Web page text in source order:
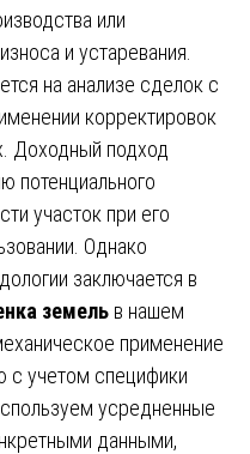
или
и устаревания.
на анализе сделок с
корректировок
Доходный подход
потенциального
участок при его
Однако
заключается в
земель в нашем
применение
с учетом специфики
усредненные
данными,